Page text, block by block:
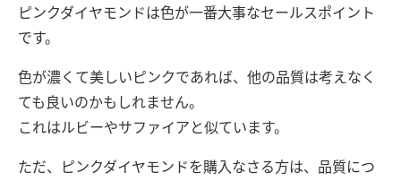
ピンクダイヤモンドは色が一番大事なセールスポイント
です。
色が濃くて美しいピンクであれば、他の品質は考えなく
ても良いのかもしれません。
これはルビーやサファイアと似ています。
ただ、ピンクダイヤモンドを購入なさる方は、品質につ